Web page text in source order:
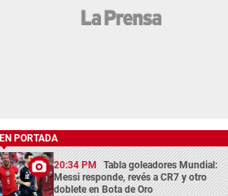
EN PORTADA
20:34 PM Tabla goleadores Mundial:
Messi responde, revés a CR7 y otro
doblete en Bota de Oro